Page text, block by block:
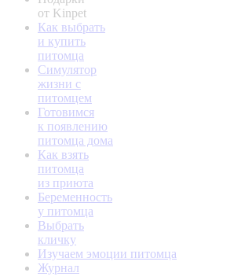
от Kinpet
Как выбрать
и купить
питомца
Симулятор
жизни с
питомцем
Готовимся
к появлению
питомца дома
Как взять
питомца
из приюта
Беременность
у питомца
Выбрать
кличку
Изучаем эмоции питомца
Журнал